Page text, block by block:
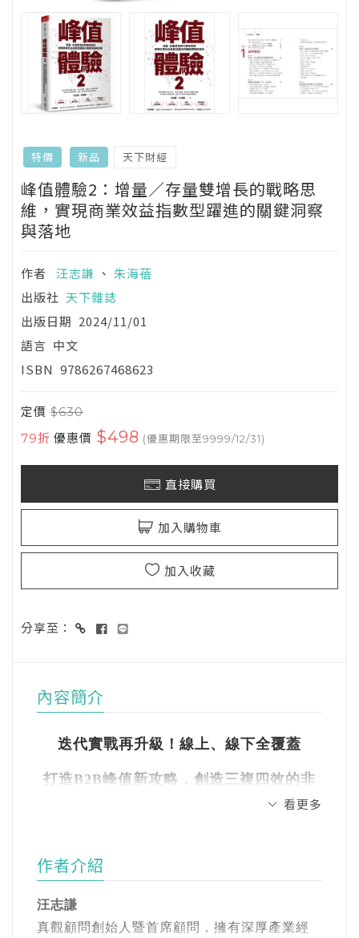
特價 新品 天下財經
峰值體驗2：增量／存量雙增長的戰略思
維，實現商業效益指數型躍進的關鍵洞察
與落地
作者 汪志謙 、 朱海蓓
出版社 天下雜誌
出版日期 2024/11/01
語言 中文
ISBN 9786267468623
定價 $630
79折 優惠價 $498 (優惠期限至9999/12/31)
直接購買
加入購物車
加入收藏
分享至：
內容簡介
迭代實戰再升級！線上、線下全覆蓋
打造B2B峰值新攻略，創造三複四效的非
品牌戰略大師汪志謙，以《峰值體驗》建立洞
進、一進就買、一買再買、一傳千里的定位新
看更多
作者介紹
汪志謙
真觀顧問創始人暨首席顧問，擁有深厚產業經